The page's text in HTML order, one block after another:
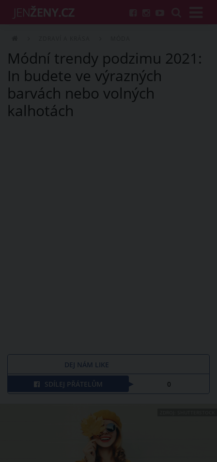
Módní trendy podzimu 2021:
In budete ve výrazných
barvách nebo volných
kalhotách
DEJ NÁM LIKE
SDÍLEJ PŘÁTELŮM 0